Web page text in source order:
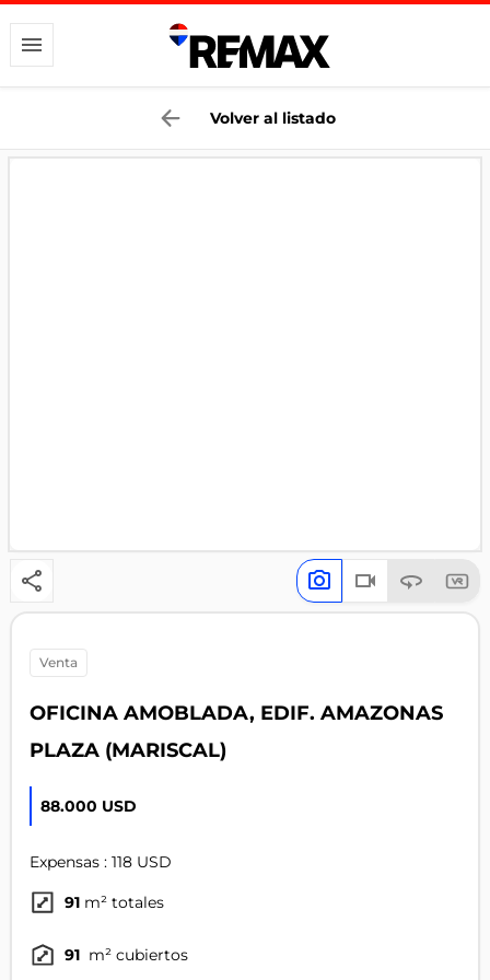
Volver al listado
venta
OFICINA AMOBLADA, EDIF. AMAZONAS
PLAZA (MARISCAL)
88.000 USD
Expensas : 118 USD
91 m² totales
91 m² cubiertos